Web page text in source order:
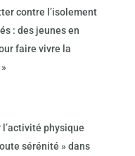
contre l’isolement
: des jeunes en
faire vivre la
physique
sérénité » dans